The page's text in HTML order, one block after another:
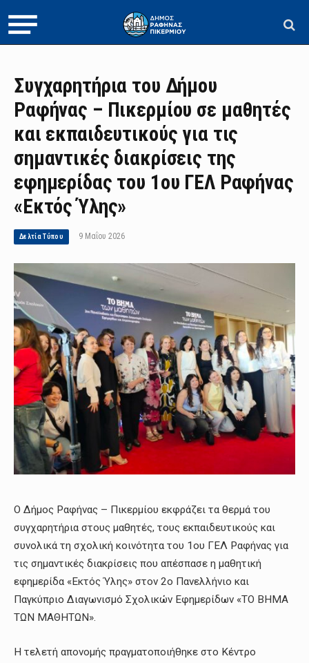
Συγχαρητήρια του Δήμου
Ραφήνας – Πικερμίου σε μαθητές
και εκπαιδευτικούς για τις
σημαντικές διακρίσεις της
εφημερίδας του 1ου ΓΕΛ Ραφήνας
«Εκτός Ύλης»
Δελτία Τύπου 9 Μαΐου 2026
Ο Δήμος Ραφήνας – Πικερμίου εκφράζει τα θερμά του
συγχαρητήρια στους μαθητές, τους εκπαιδευτικούς και
συνολικά τη σχολική κοινότητα του 1ου ΓΕΛ Ραφήνας για
τις σημαντικές διακρίσεις που απέσπασε η μαθητική
εφημερίδα «Εκτός Ύλης» στον 2ο Πανελλήνιο και
Παγκύπριο Διαγωνισμό Σχολικών Εφημερίδων «ΤΟ ΒΗΜΑ
ΤΩΝ ΜΑΘΗΤΩΝ».
Η τελετή απονομής πραγματοποιήθηκε στο Κέντρο